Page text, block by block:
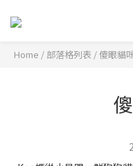
Home / 部落格列表 /傻眼貓